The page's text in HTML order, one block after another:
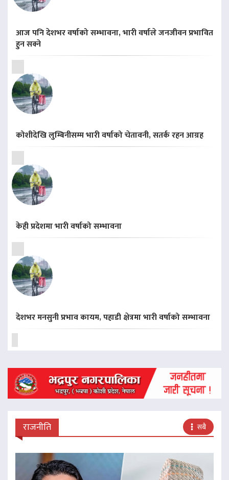
आज पनि देशभर वर्षाको सम्भावना, भारी वर्षाले जनजीवन प्रभावित
हुन सक्ने
कोशीदेखि लुम्बिनीसम्म भारी वर्षाको चेतावनी, सतर्क रहन आग्रह
केही प्रदेशमा भारी वर्षाको सम्भावना
देशभर मनसुनी प्रभाव कायम, पहाडी क्षेत्रमा भारी वर्षाको सम्भावना
राजनीति सबै